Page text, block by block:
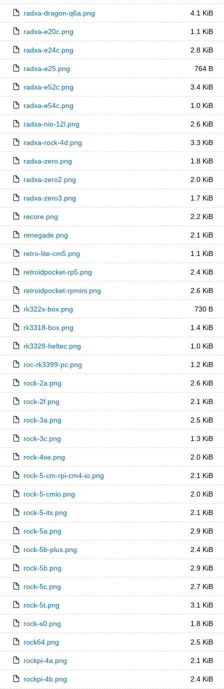
radxa-dragon-q6a.png 4.1 KiB
radxa-e20c.png 1.1 KiB
radxa-e24c.png 2.8 KiB
radxa-e25.png 764 B
radxa-e52c.png 3.4 KiB
radxa-e54c.png 1.0 KiB
radxa-nio-12l.png 2.6 KiB
radxa-rock-4d.png 3.3 KiB
radxa-zero.png 1.8 KiB
radxa-zero2.png 2.0 KiB
radxa-zero3.png 1.7 KiB
recore.png 2.2 KiB
renegade.png 2.1 KiB
retro-lite-cm5.png 1.1 KiB
retroidpocket-rp5.png 2.4 KiB
retroidpocket-rpmini.png 2.6 KiB
rk322x-box.png 730 B
rk3318-box.png 1.4 KiB
rk3328-heltec.png 1.0 KiB
roc-rk3399-pc.png 1.2 KiB
rock-2a.png 2.6 KiB
rock-2f.png 2.1 KiB
rock-3a.png 2.5 KiB
rock-3c.png 1.3 KiB
rock-4se.png 2.0 KiB
rock-5-cm-rpi-cm4-io.png 2.1 KiB
rock-5-cmio.png 2.0 KiB
rock-5-itx.png 2.1 KiB
rock-5a.png 2.9 KiB
rock-5b-plus.png 2.4 KiB
rock-5b.png 2.9 KiB
rock-5c.png 2.7 KiB
rock-5t.png 3.1 KiB
rock-s0.png 1.8 KiB
rock64.png 2.5 KiB
rockpi-4a.png 2.1 KiB
rockpi-4b.png 2.4 KiB